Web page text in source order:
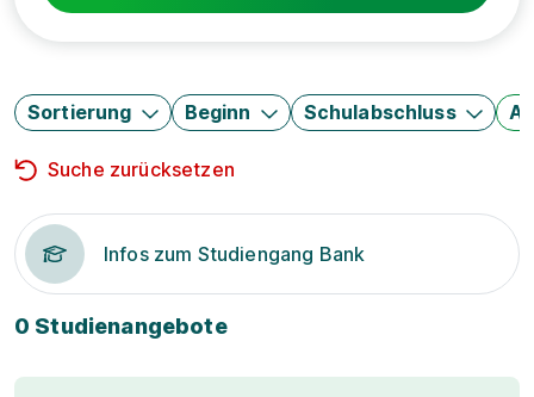
Sortierung Beginn Schulabschluss
Suche zurücksetzen
Infos zum Studiengang Bank
0 Studienangebote